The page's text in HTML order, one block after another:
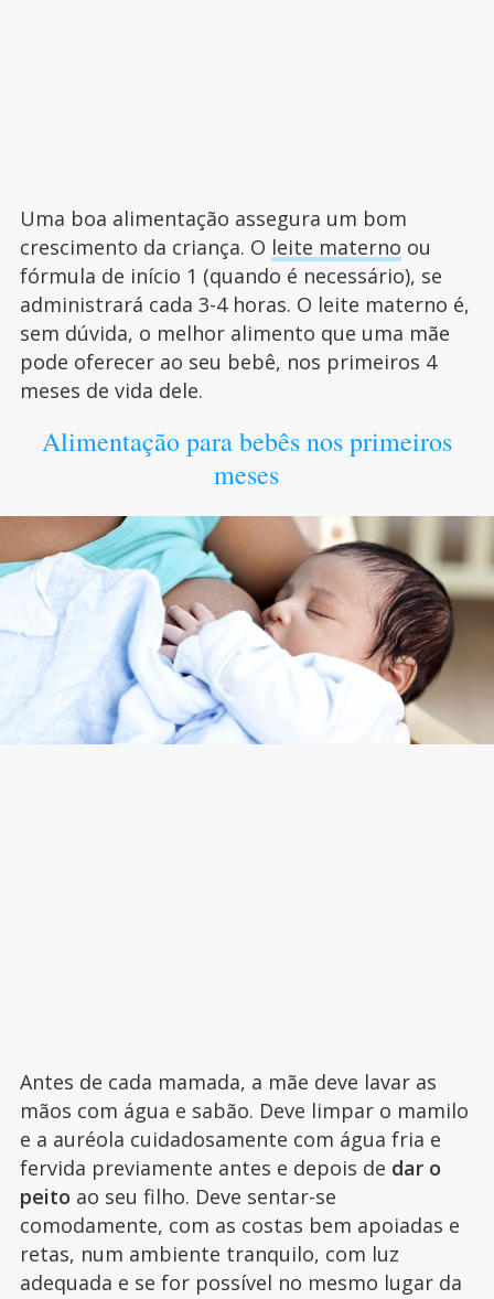
Uma boa alimentação assegura um bom
crescimento da criança. O leite materno ou
fórmula de início 1 (quando é necessário), se
administrará cada 3-4 horas. O leite materno é,
sem dúvida, o melhor alimento que uma mãe
pode oferecer ao seu bebê, nos primeiros 4
meses de vida dele.
Alimentação para bebês nos primeiros
meses
Antes de cada mamada, a mãe deve lavar as
mãos com água e sabão. Deve limpar o mamilo
e a auréola cuidadosamente com água fria e
fervida previamente antes e depois de dar o
peito ao seu filho. Deve sentar-se
comodamente, com as costas bem apoiadas e
retas, num ambiente tranquilo, com luz
adequada e se for possível no mesmo lugar da